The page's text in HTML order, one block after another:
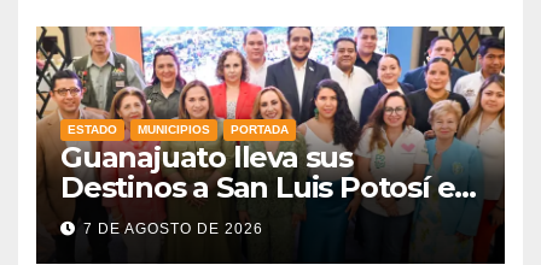
ESTADO MUNICIPIOS PORTADA
Guanajuato lleva sus
Destinos a San Luis Potosí en
vísperas de la FENAPO
7 DE AGOSTO DE 2026